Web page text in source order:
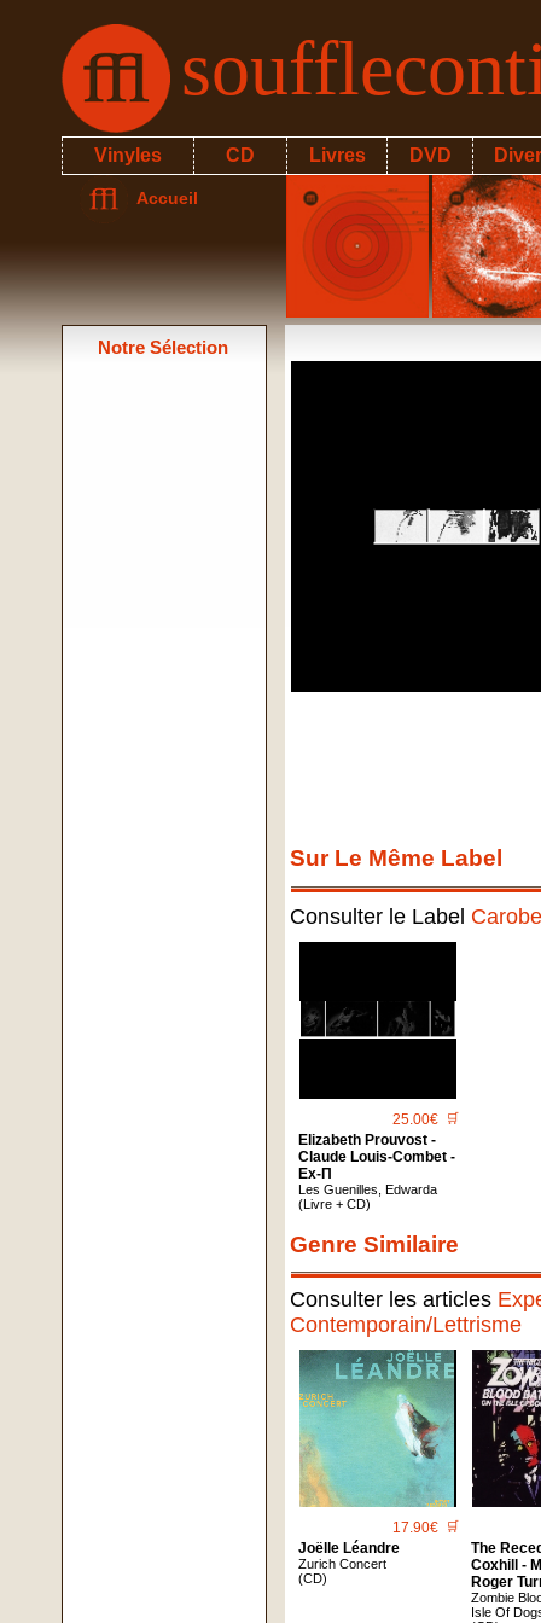
Vinyles CD Livres DVD
Accueil
Notre Sélection
Sur Le Même Label
Consulter le Label
25.00€ 🛒
Elizabeth Prouvost -
Claude Louis-Combet -
Ex-Π
Les Guenilles, Edwarda
(Livre + CD)
Genre Similaire
Consulter les articles
Contemporain/Lettrisme
17.90€ 🛒
Joëlle Léandre
Zurich Concert
(CD)
The
Coxhill -
Roger
Zombie
Isle Of